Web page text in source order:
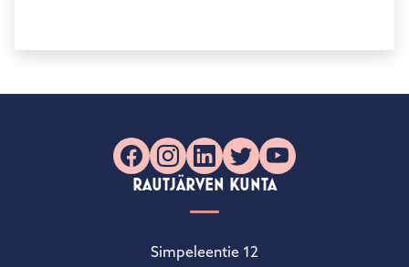
Facebook
Instagram
LinkedIn
X YouTube
RAUTJÄRVEN KUNTA
Simpeleentie 12